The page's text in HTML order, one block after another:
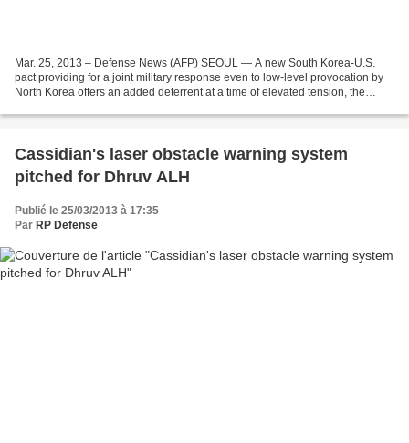
Mar. 25, 2013 – Defense News (AFP) SEOUL — A new South Korea-U.S.
pact providing for a joint military response even to low-level provocation by
North Korea offers an added deterrent at a time of elevated tension, the
Cassidian's laser obstacle warning system
pitched for Dhruv ALH
Publié le 25/03/2013 à 17:35
Par RP Defense